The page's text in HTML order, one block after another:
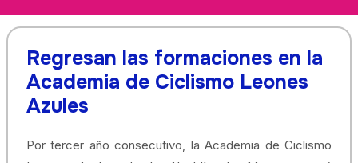
Regresan las formaciones en la
Academia de Ciclismo Leones
Azules
Por tercer año consecutivo, la Academia de Ciclismo